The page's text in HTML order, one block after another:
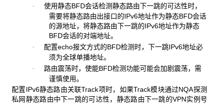
· 使用静态BFD会话检测静态路由下一跳的可达性时，
需要将静态路由出接口的IPv6地址作为静态BFD会话
的源地址，将静态路由下一跳的IPv6地址作为静态
BFD会话的对端地址。
· 配置echo报文方式的BFD检测时，下一跳IPv6地址必
须为全球单播地址。
· 路由震荡时，使能BFD检测功能可能会加剧震荡，需
谨慎使用。
配置IPv6静态路由关联Track项时，如果Track模块通过NQA探测
私网静态路由中下一跳的可达性，静态路由下一跳的VPN实例号